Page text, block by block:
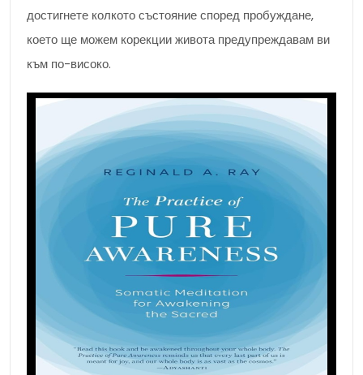
достигнете колкото състояние според пробуждане,
което ще можем корекции живота предупреждавам ви
към по-високо.